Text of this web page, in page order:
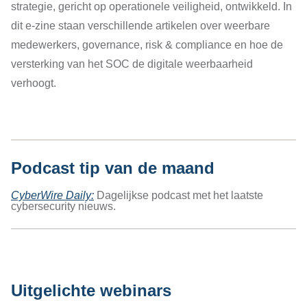
strategie, gericht op operationele veiligheid, ontwikkeld. In
dit e-zine staan verschillende artikelen over weerbare
medewerkers, governance, risk & compliance en hoe de
versterking van het SOC de digitale weerbaarheid
verhoogt.
Podcast tip van de maand
CyberWire Daily: Dagelijkse podcastmet het laatste
cybersecurity nieuws.
Uitgelichte webinars